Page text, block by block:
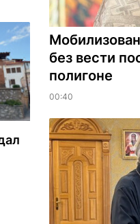
без вести
полигоне
00:40